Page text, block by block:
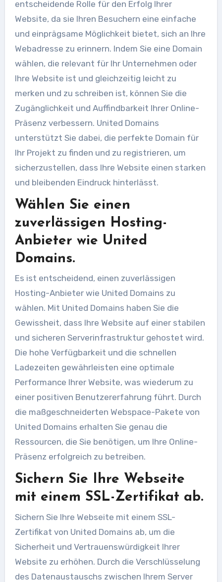
entscheidende Rolle für den Erfolg Ihrer
Website, da sie Ihren Besuchern eine einfache
und einprägsame Möglichkeit bietet, sich an Ihre
Webadresse zu erinnern. Indem Sie eine Domain
wählen, die relevant für Ihr Unternehmen oder
Ihre Website ist und gleichzeitig leicht zu
merken und zu schreiben ist, können Sie die
Zugänglichkeit und Auffindbarkeit Ihrer Online-
Präsenz verbessern. United Domains
unterstützt Sie dabei, die perfekte Domain für
Ihr Projekt zu finden und zu registrieren, um
sicherzustellen, dass Ihre Website einen starken
und bleibenden Eindruck hinterlässt.
Wählen Sie einen
zuverlässigen Hosting-
Anbieter wie United
Domains.
Es ist entscheidend, einen zuverlässigen
Hosting-Anbieter wie United Domains zu
wählen. Mit United Domains haben Sie die
Gewissheit, dass Ihre Website auf einer stabilen
und sicheren Serverinfrastruktur gehostet wird.
Die hohe Verfügbarkeit und die schnellen
Ladezeiten gewährleisten eine optimale
Performance Ihrer Website, was wiederum zu
einer positiven Benutzererfahrung führt. Durch
die maßgeschneiderten Webspace-Pakete von
United Domains erhalten Sie genau die
Ressourcen, die Sie benötigen, um Ihre Online-
Präsenz erfolgreich zu betreiben.
Sichern Sie Ihre Webseite
mit einem SSL-Zertifikat ab.
Sichern Sie Ihre Webseite mit einem SSL-
Zertifikat von United Domains ab, um die
Sicherheit und Vertrauenswürdigkeit Ihrer
Website zu erhöhen. Durch die Verschlüsselung
des Datenaustauschs zwischen Ihrem Server